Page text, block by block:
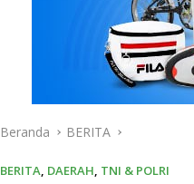
Beranda BERITA
BERITA, DAERAH, TNI & POLRI